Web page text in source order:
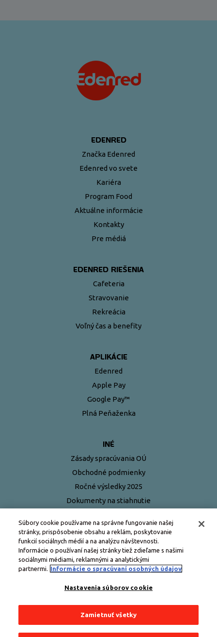
EDENRED
Značka Edenred
Edenred vo svete
Kariéra
Program Food
Aktuálne informácie
Kontakty
Pre médiá
EDENRED RIEŠENIA
Cafeteria
Stravovanie
Rekreácia
Voľný čas a benefity
APLIKÁCIE
Edenred
Apple Pay
Google Pay™
Plná Peňaženka
INÉ
Zásady spracúvania OÚ
Obchodné podmienky
Ročné výsledky 2025
Dokumenty na stiahnutie
Všetky práva vyhradené © Edenred Slovensko
Súbory cookie používame na správne fungovanie našej
stránky, prispôsobenie obsahu a reklám, poskytovanie
funkcií sociálnych médií a na analýzu návštevnosti.
Informácie o používaní našej stránky tiež zdieľame s našimi
sociálnymi médiami, reklamnými a analytickými
partnermi. Informácie o spracúvaní osobných údajov
Nastavenia súborov cookie
Zamietnuť všetky